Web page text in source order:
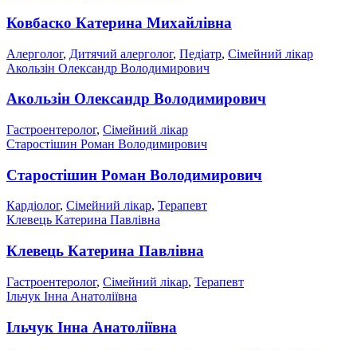
Ковбаско Катерина Михайлівна
Алерголог, Дитячий алерголог, Педіатр, Сімейний лікар
Акользін Олександр Володимирович
Акользін Олександр Володимирович
Гастроентеролог, Сімейний лікар
Старостішин Роман Володимирович
Старостішин Роман Володимирович
Кардіолог, Сімейний лікар, Терапевт
Клевець Катерина Павлівна
Клевець Катерина Павлівна
Гастроентеролог, Сімейний лікар, Терапевт
Ільчук Інна Анатоліївна
Ільчук Інна Анатоліївна